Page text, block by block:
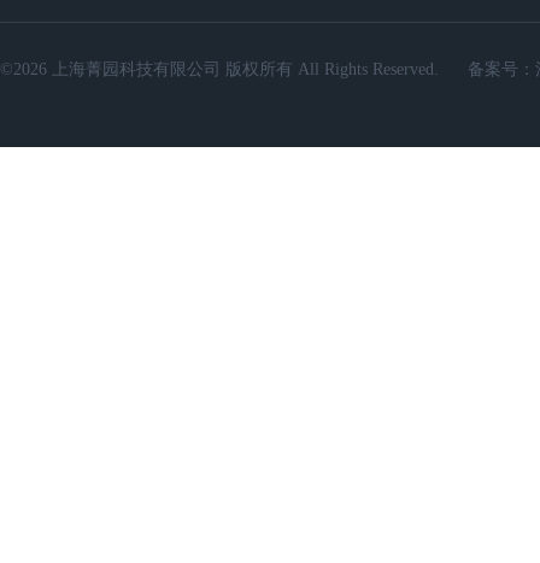
©2026 上海菁园科技有限公司 版权所有 All Rights Reserved. 备案号：